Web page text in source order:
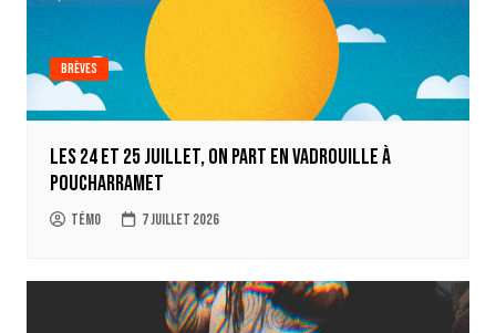
Brèves
Les 24 et 25 juillet, on part en Vadrouille à
Poucharramet
Témo 7 juillet 2026